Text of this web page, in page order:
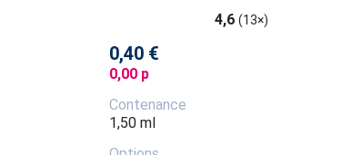
4,6 (13×)
0,40 €
0,00 p
Contenance
1,50 ml